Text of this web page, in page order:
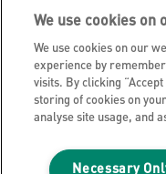
Karriere
Leitz EasyPrint
Kundenservice
Hinweise zum
We use cookies on
We use cookies on our
experience by
visits. By clicking
storing of cookies on
analyse site usage, and
Necessary